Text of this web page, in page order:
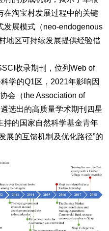
在淘宝村发展过程中的关键
发展模式（neo-endogenous
地区可持续发展提供经验借
收录期刊，位列Web of
学的Q1区，2021年影响因
会（the Association of
选出的高质量学术期刊四星
持的国家自然科学基金青年
展的互馈机制及优化路径”的